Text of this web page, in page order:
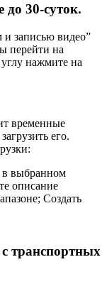
до 30-суток.
и записью видео”
перейти на
нажмите на
временные
его.
в выбранном
описание
Создать
транспортных